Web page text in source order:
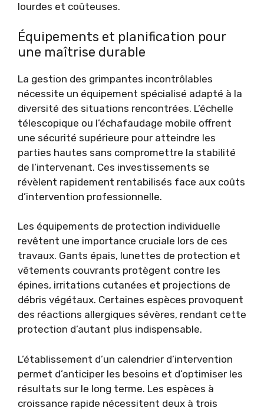
lourdes et coûteuses.
Équipements et planification pour
une maîtrise durable
La gestion des grimpantes incontrôlables
nécessite un équipement spécialisé adapté à la
diversité des situations rencontrées. L’échelle
télescopique ou l’échafaudage mobile offrent
une sécurité supérieure pour atteindre les
parties hautes sans compromettre la stabilité
de l’intervenant. Ces investissements se
révèlent rapidement rentabilisés face aux coûts
d’intervention professionnelle.
Les équipements de protection individuelle
revêtent une importance cruciale lors de ces
travaux. Gants épais, lunettes de protection et
vêtements couvrants protègent contre les
épines, irritations cutanées et projections de
débris végétaux. Certaines espèces provoquent
des réactions allergiques sévères, rendant cette
protection d’autant plus indispensable.
L’établissement d’un calendrier d’intervention
permet d’anticiper les besoins et d’optimiser les
résultats sur le long terme. Les espèces à
croissance rapide nécessitent deux à trois